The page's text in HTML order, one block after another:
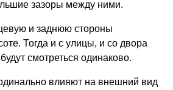
зазоры между ними.
и заднюю стороны
Тогда и с улицы, и со двора
смотреться одинаково.
влияют на внешний вид